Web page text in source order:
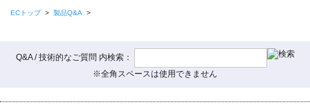
ECトップ > 製品Q&A >
Q&A / 技術的なご質問 内検索：
※全角スペースは使用できません